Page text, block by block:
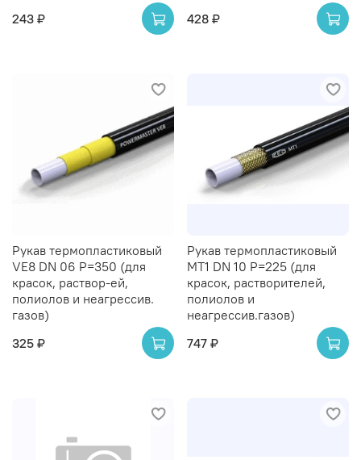
243 ₽
428 ₽
Рукав термопластиковый
VE8 DN 06 P=350 (для
красок, раствор-ей,
полиолов и неагрессив.
газов)
325 ₽
Рукав термопластиковый
MT1 DN 10 P=225 (для
красок, растворителей,
полиолов и
неагрессив.газов)
747 ₽